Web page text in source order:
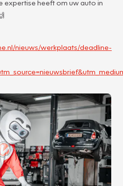
expertise heeft om uw auto in
nieuws/werkplaats/deadline-